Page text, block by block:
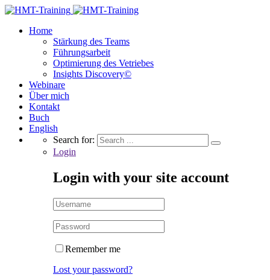
Home
Stärkung des Teams
Führungsarbeit
Optimierung des Vetriebes
Insights Discovery©
Webinare
Über mich
Kontakt
Buch
English
Search for:
Login
Login with your site account
Remember me
Lost your password?